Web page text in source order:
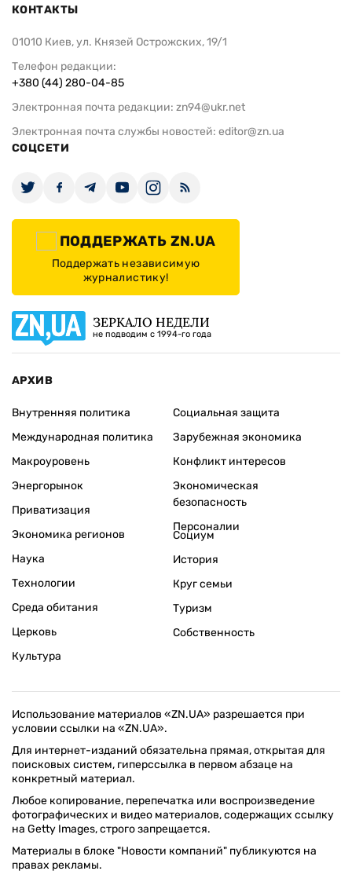
КОНТАКТЫ
01010 Киев, ул. Князей Острожских, 19/1
Телефон редакции:
+380 (44) 280-04-85
Электронная почта редакции: zn94@ukr.net
Электронная почта службы новостей: editor@zn.ua
СОЦСЕТИ
ПОДДЕРЖАТЬ ZN.UA
Поддержать независимую
журналистику!
ЗЕРКАЛО НЕДЕЛИ
не подводим с 1994-го года
АРХИВ
Внутренняя политика
Международная политика
Макроуровень
Энергорынок
Приватизация
Экономика регионов
Социальная защита
Зарубежная экономика
Конфликт интересов
Экономическая
безопасность
Персоналии
Наука
Технологии
Среда обитания
Церковь
Культура
Социум
История
Круг семьи
Туризм
Собственность
Использование материалов «ZN.UA» разрешается при
условии ссылки на «ZN.UA».
Для интернет-изданий обязательна прямая, открытая для
поисковых систем, гиперссылка в первом абзаце на
конкретный материал.
Любое копирование, перепечатка или воспроизведение
фотографических и видео материалов, содержащих ссылку
на Getty Images, строго запрещается.
Материалы в блоке "Новости компаний" публикуются на
правах рекламы.